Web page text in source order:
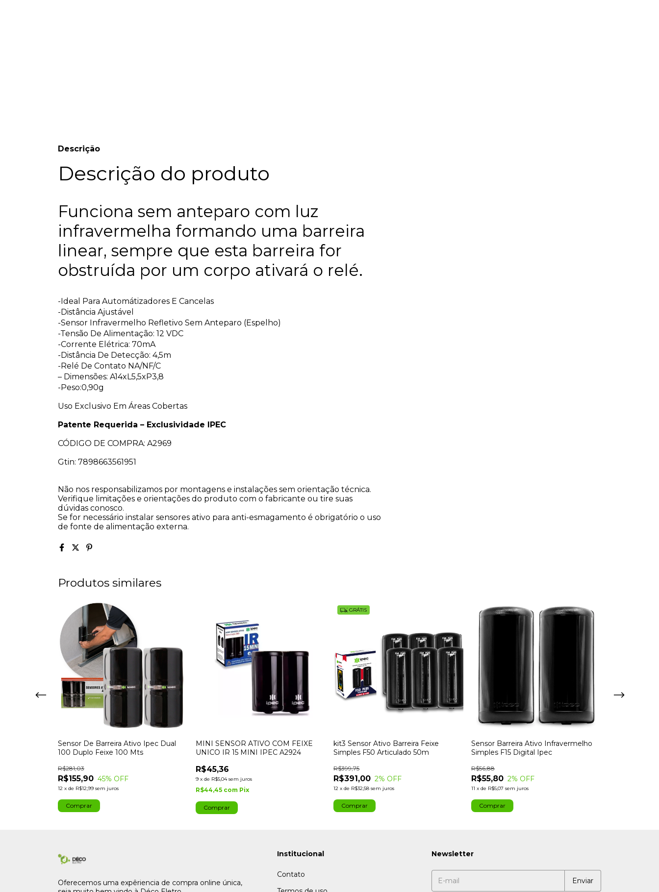
Descrição
Descrição do produto
Funciona sem anteparo com luz
infravermelha formando uma barreira
linear, sempre que esta barreira for
obstruída por um corpo ativará o relé.
-Ideal Para Automátizadores E Cancelas
-Distância Ajustável
-Sensor Infravermelho Refletivo Sem Anteparo (Espelho)
-Tensão De Alimentação: 12 VDC
-Corrente Elétrica: 70mA
-Distância De Detecção: 4,5m
-Relé De Contato NA/NF/C
– Dimensões: A14xL5,5xP3,8
-Peso:0,90g
Uso Exclusivo Em Áreas Cobertas
Patente Requerida – Exclusividade IPEC
CÓDIGO DE COMPRA: A2969
Gtin: 7898663561951
Não nos responsabilizamos por montagens e instalações sem orientação técnica.
Verifique limitações e orientações do produto com o fabricante ou tire suas
dúvidas conosco.
Se for necessário instalar sensores ativo para anti-esmagamento é obrigatório o uso
de fonte de alimentação externa.
Produtos similares
Sensor De Barreira Ativo Ipec Dual
100 Duplo Feixe 100 Mts
R$155,90
R$281,03
45% OFF
12 x de R$12,99 sem juros
MINI SENSOR ATIVO COM FEIXE
UNICO IR 15 MINI IPEC A2924
R$45,36
9 x de R$5,04 sem juros
R$44,45 com Pix
GRÁTIS
kit3 Sensor Ativo Barreira Feixe
Simples F50 Articulado 50m
R$391,00
R$399,75
2% OFF
12 x de R$32,58 sem juros
Sensor Barreira Ativo Infravermelho
Simples F15 Digital Ipec
R$55,80
R$56,88
2% OFF
11 x de R$5,07 sem juros
Oferecemos uma expêriencia de compra online única,
Institucional
Contato
Newsletter